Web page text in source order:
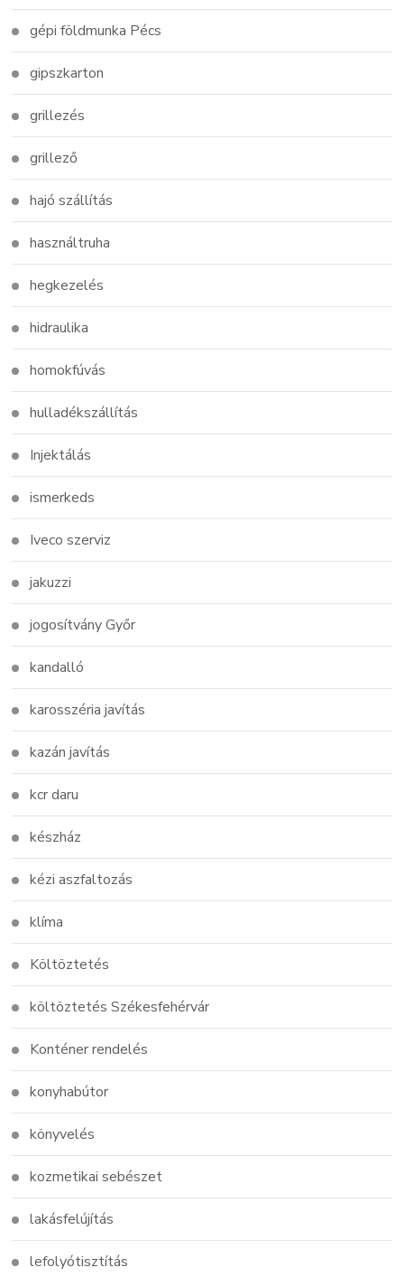
gépi földmunka Pécs
gipszkarton
grillezés
grillező
hajó szállítás
használtruha
hegkezelés
hidraulika
homokfúvás
hulladékszállítás
Injektálás
ismerkeds
Iveco szerviz
jakuzzi
jogosítvány Győr
kandalló
karosszéria javítás
kazán javítás
kcr daru
készház
kézi aszfaltozás
klíma
Költöztetés
költöztetés Székesfehérvár
Konténer rendelés
konyhabútor
könyvelés
kozmetikai sebészet
lakásfelújítás
lefolyótisztítás